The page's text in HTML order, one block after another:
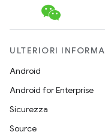
ULTERIORI
Android
Android for Enterprise
Sicurezza
Source